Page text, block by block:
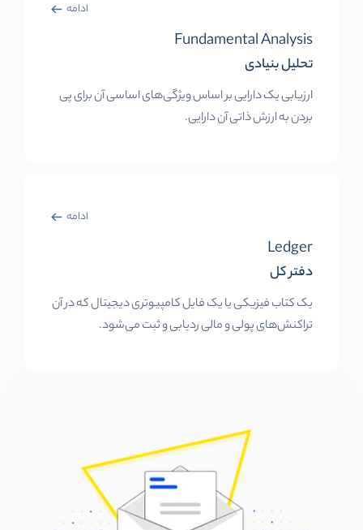
ادامه
Fundamental Analysis
تحلیل بنیادی
ارزیابی یک دارایی بر اساس ویژگی‌های اساسی آن برای پی
بردن به ارزش ذاتی آن دارایی.
ادامه
Ledger
دفتر کل
یک کتاب فیزیکی یا یک فایل کامپیوتری دیجیتال که در آن
تراکنش‌های پولی و مالی ردیابی و ثبت می‌شود.